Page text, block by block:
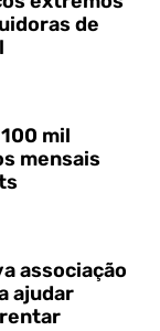
de
mil
mensais
associação
ajudar